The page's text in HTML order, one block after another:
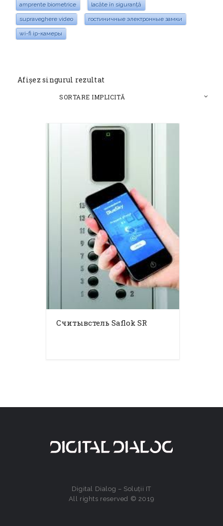
amprente biometrice lacăte în siguranță
supraveghere video гостиничные электронные замки
wi-fi ip-камеры
Afișez singurul rezultat
Считывстель Saflok SR
Digital Dialog – Soluții IT
All rights reserved © 2019